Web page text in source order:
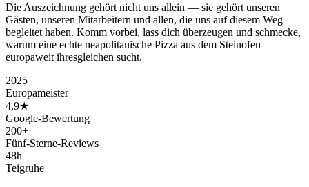
Die Auszeichnung gehört nicht uns allein — sie gehört unseren
Gästen, unseren Mitarbeitern und allen, die uns auf diesem Weg
begleitet haben. Komm vorbei, lass dich überzeugen und schmecke,
warum eine echte neapolitanische Pizza aus dem Steinofen
europaweit ihresgleichen sucht.
2025
Europameister
4,9★
Google-Bewertung
200+
Fünf-Sterne-Reviews
48h
Teigruhe